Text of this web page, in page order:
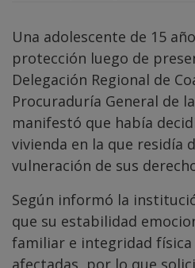
Una adolescente de 15
protección luego de
Delegación Regional de
Procuraduría General de
manifestó que había
vivienda en la que residía
vulneración de sus
Según informó la
que su estabilidad
familiar e integridad física
afectadas, por lo que